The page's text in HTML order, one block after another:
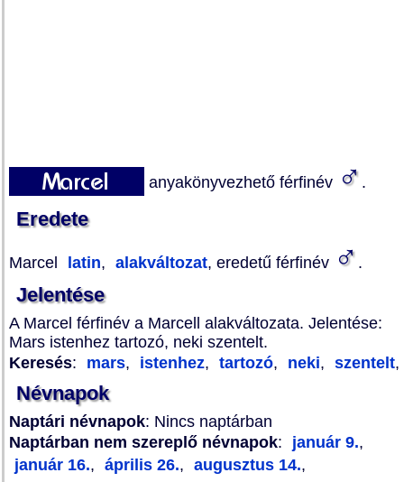
anyakönyvezhető férfinév ♂ .
Eredete
Marcel latin, alakváltozat, eredetű férfinév ♂ .
Jelentése
A Marcel férfinév a Marcell alakváltozata. Jelentése:
Mars istenhez tartozó, neki szentelt.
Keresés: mars, istenhez, tartozó, neki, szentelt,
Névnapok
Naptári névnapok: Nincs naptárban
Naptárban nem szereplő névnapok: január 9.,
január 16., április 26., augusztus 14.,